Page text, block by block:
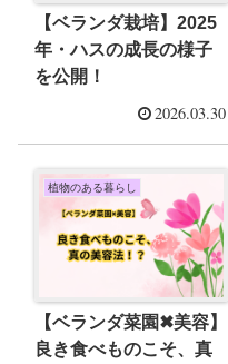
【ベランダ栽培】2025
年・ハスの成長の様子
を公開！
2026.03.30
植物のある暮らし
【ベランダ菜園✖美容】
良き食べものこそ、真